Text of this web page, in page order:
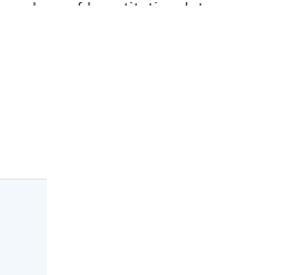
af kvantitative data
og hvordan man bedst formidler sine